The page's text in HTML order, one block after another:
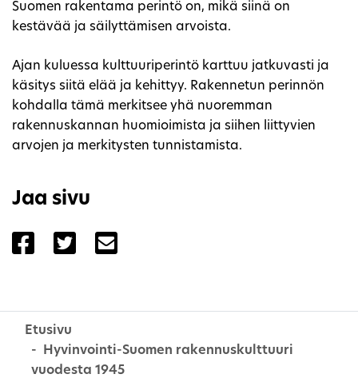
Suomen rakentama perintö on, mikä siinä on
kestävää ja säilyttämisen arvoista.
Ajan kuluessa kulttuuriperintö karttuu jatkuvasti ja
käsitys siitä elää ja kehittyy. Rakennetun perinnön
kohdalla tämä merkitsee yhä nuoremman
rakennuskannan huomioimista ja siihen liittyvien
arvojen ja merkitysten tunnistamista.
Jaa sivu
Jaa sivu palvelussa Facebook
Jaa sivu palvelussa Twitter
Etusivu
Hyvinvointi-Suomen rakennuskulttuuri
vuodesta 1945